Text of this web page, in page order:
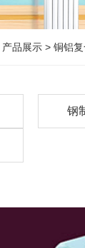
产品展示 > 铜铝
钢